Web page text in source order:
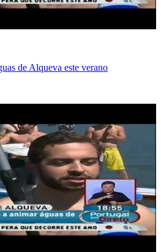
de Alqueva este verano